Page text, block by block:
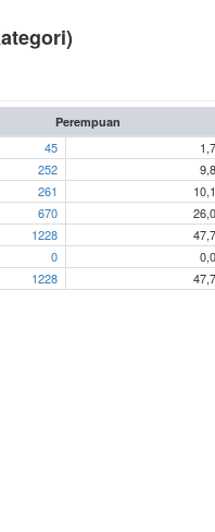
Perempuan
45
252
261
670
1228
0
1228